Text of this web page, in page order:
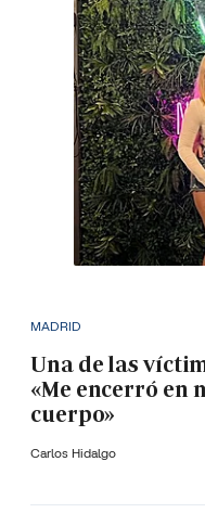
MADRID
Una de las
«Me encerró en
cuerpo»
Carlos Hidalgo